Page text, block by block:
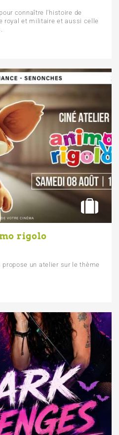
connaître l'histoire de
royal et militaire et aussi celle
rigolo
un atelier sur le thème